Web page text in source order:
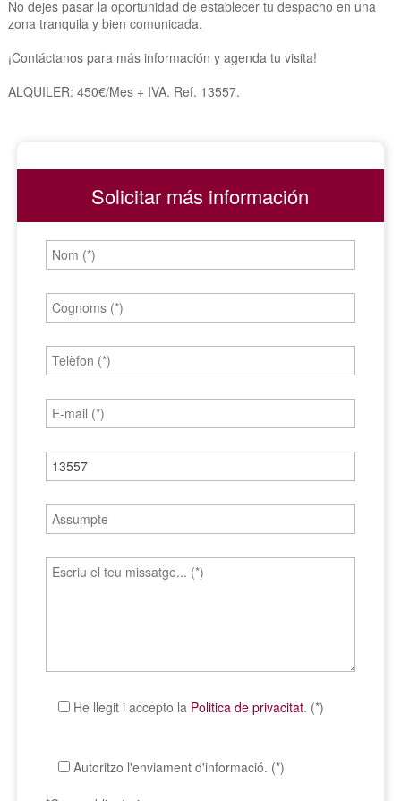
No dejes pasar la oportunidad de establecer tu despacho en una
zona tranquila y bien comunicada.
¡Contáctanos para más información y agenda tu visita!
ALQUILER: 450€/Mes + IVA. Ref. 13557.
Solicitar más información
He llegit i accepto la Politica de privacitat. (*)
Autoritzo l'enviament d'informació. (*)